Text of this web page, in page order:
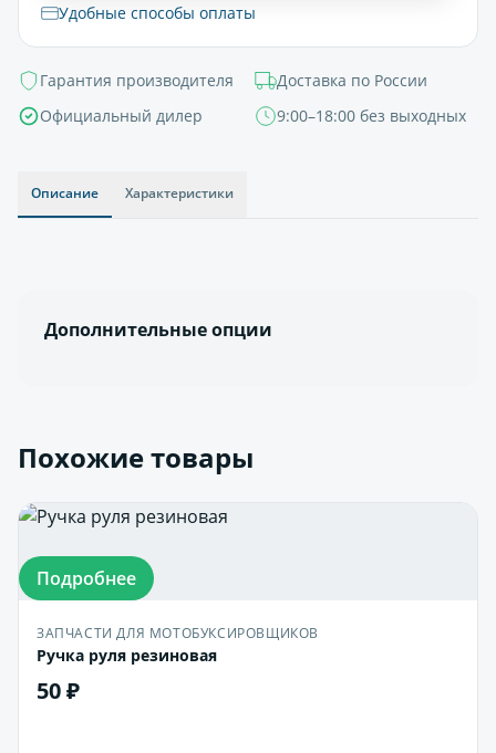
Удобные способы оплаты
Гарантия производителя
Доставка по России
Официальный дилер
9:00–18:00 без выходных
Описание Характеристики
Дополнительные опции
Похожие товары
Подробнее
ЗАПЧАСТИ ДЛЯ МОТОБУКСИРОВЩИКОВ
Ручка руля резиновая
50 ₽